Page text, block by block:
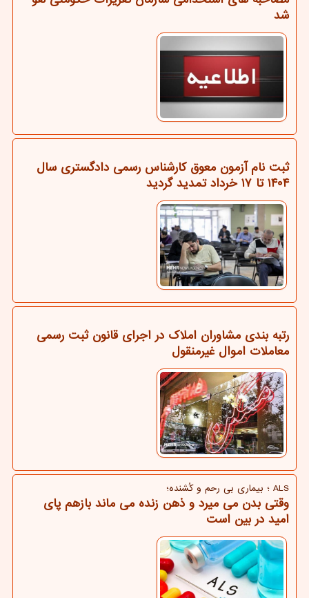
شد
ثبت نام آزمون معوق کارشناس رسمی دادگستری سال
۱۴۰۴ تا ۱۷ خرداد تمدید گردید
رتبه بندی مشاوران املاک در اجرای قانون ثبت رسمی
معاملات اموال غیرمنقول
ALS ؛ بیماری بی رحم و كُشنده؛
وقتی بدن می میرد و ذهن زنده می ماند بازهم پای
امید در بین است